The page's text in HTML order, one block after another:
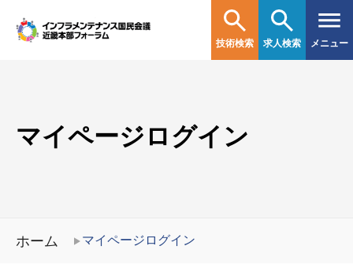
技術検索 求人検索 メニュー
マイページログイン
ホーム マイページログイン